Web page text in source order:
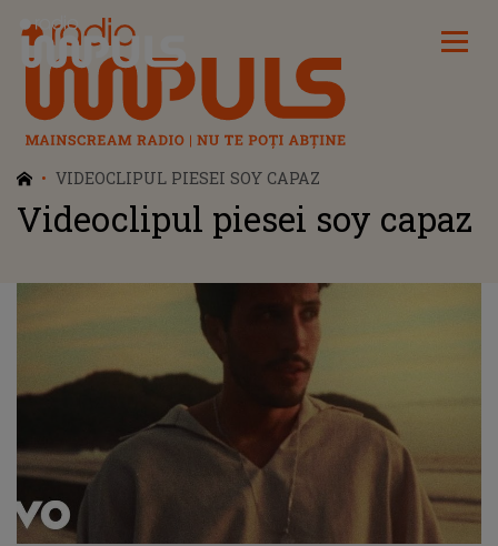
Radio Impuls
VIDEOCLIPUL PIESEI SOY CAPAZ
Videoclipul piesei soy capaz